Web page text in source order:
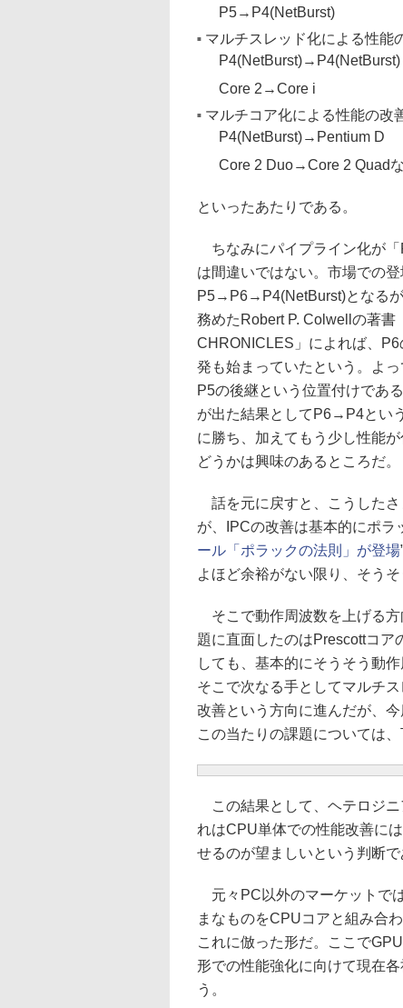
P5→P4(NetBurst)
マルチスレッド化による性能
Core 2→Core i
マルチコア化による性能の改
P4(NetBurst)→Pentium D
Core 2 Duo→Core 2 Quad
といったあたりである。
ちなみにパイプライン化が
は間違いではない。市場での
P5→P6→P4(NetBurst)となる
務めたRobert P. Colwellの著書
CHRONICLES」によれば、
発も始まっていたという。よ
P5の後継という位置付けであ
が出た結果としてP6→P4とい
に勝ち、加えてもう少し性能
どうかは興味のあるところだ。
話を元に戻すと、こうしたさ
が、IPCの改善は基本的にポラ
ール「ポラックの法則」が登場
よほど余裕がない限り、そうそ
そこで動作周波数を上げる方
題に直面したのはPrescottコア
しても、基本的にそうそう動
そこで次なる手としてマルチ
改善という方向に進んだが、
この当たりの課題については
この結果として、ヘテロジニ
れはCPU単体での性能改善に
せるのが望ましいという判断で
元々PC以外のマーケットで
まなものをCPUコアと組み合
これに倣った形だ。ここで
形での性能強化に向けて現在
う。